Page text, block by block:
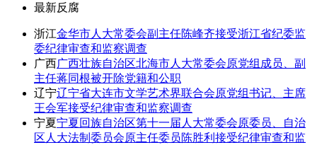
最新反腐
浙江金华市人大常委会副主任陈峰齐接受浙江省纪委监
委纪律审查和监察调查
广西广西壮族自治区北海市人大常委会原党组成员、副
主任蒋同根被开除党籍和公职
辽宁辽宁省大连市文学艺术界联合会原党组书记、主席
王会军接受纪律审查和监察调查
宁夏宁夏回族自治区第十一届人大常委会原委员、自治
区人大法制委员会原主任委员陈胜利接受纪律审查和监